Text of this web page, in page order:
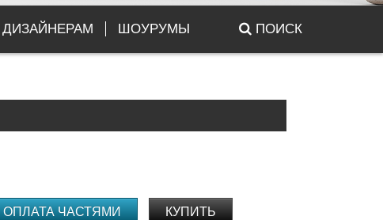
ДИЗАЙНЕРАМ ШОУРУМЫ ПОИСК
ОПЛАТА ЧАСТЯМИ КУПИТЬ